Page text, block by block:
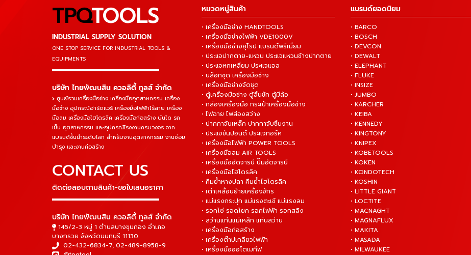
TPQTOOLS
INDUSTRIAL SUPPLY SOLUTION
ONE STOP SERVICE FOR INDUSTRIAL TOOLS &
EQUIPMENTS
▬▬▬▬▬▬▬▬▬▬▬▬▬▬▬
บริษัท ไทยพัฒนสิน ควอลิตี้ ทูลส์ จำกัด
ศูนย์รวมเครื่องมือช่าง เครื่องมืออุตสาหกรรม เครื่อง
มือช่าง อุปกรณ์ฮาร์ดแวร์ เครื่องมือไฟฟ้าไร้สาย เครื่อง
มือลม เครื่องมือไฮโดรลิค เครื่องมือก่อสร้าง บันได รถ
เข็น อุตสาหกรรม และอุปกรณ์โรงงานครบวงจร จาก
แบรนด์ชั้นนำระดับโลก สำหรับงานอุตสาหกรรม งานซ่อม
บำรุง และงานก่อสร้าง
CONTACT US
ติดต่อสอบถามสินค้า-ขอใบเสนอราคา
▬▬▬▬▬▬▬▬▬▬▬▬▬▬▬
บริษัท ไทยพัฒนสิน ควอลิตี้ ทูลส์ จำกัด
145/2-3 หมู่ 1 ตำบลบางขุนกอง อำเภอ
บางกรวย จังหวัดนนทบุรี 11130
02-432-6834-7, 02-489-8958-9
หมวดหมู่สินค้า
• เครื่องมือช่าง HANDTOOLS
• เครื่องมือช่างไฟฟ้า VDE1000V
• เครื่องมือช่างยุโรป แบรนด์พรีเมี่ยม
• ประแจปากตาย-แหวน ประแจแหวนข้างปากตาย
• ประแจหกเหลี่ยม ประแจแอล
• บล็อกชุด เครื่องมือช่าง
• เครื่องมือช่างจัดชุด
• ตู้เครื่องมือช่าง ตู้ลิ้นชัก ตู้มีล้อ
• กล่องเครื่องมือ กระเป๋าเครื่องมือช่าง
• ไฟฉาย ไฟส่องสว่าง
• ปากกาจับเหล็ก ปากกาจับชิ้นงาน
• ประแจขันปอนด์ ประแจทอร์ค
• เครื่องมือไฟฟ้า POWER TOOLS
• เครื่องมือลม AIR TOOLS
• เครื่องมืออัดจารบี ปั๊มอัดจารบี
• เครื่องมือไฮโดรลิค
• คีมย้ำหางปลา คีมย้ำไฮโดรลิค
• เต่าเคลื่อนย้ายเครื่องจักร
• แม่แรงกระปุก แม่แรงตะเข้ แม่แรงลม
• รอกโซ่ รอดโยก รอกไฟฟ้า รอกสลิง
• สว่านแท่นแม่เหล็ก แท่นสว่าน
• เครื่องมือก่อสร้าง
• เครื่องต๊าปเกลียวไฟฟ้า
• เครื่องมือออโตเมทีฟ
แบรนด์ยอดนิยม
• BARCO
• BOSCH
• DEVCON
• DEWALT
• ELEPHANT
• FLUKE
• INSIZE
• JUMBO
• KARCHER
• KEIBA
• KENNEDY
• KINGTONY
• KNIPEX
• KOBETOOLS
• KOKEN
• KONDOTECH
• KOSHIN
• LITTLE GIANT
• LOCTITE
• MACNAGHT
• MAGNAFLUX
• MAKITA
• MASADA
• MILWAUKEE